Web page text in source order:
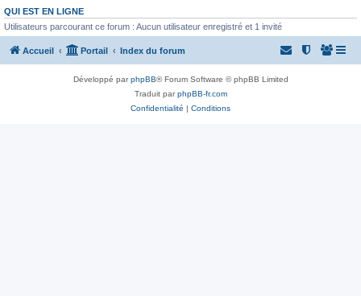
QUI EST EN LIGNE
Utilisateurs parcourant ce forum : Aucun utilisateur enregistré et 1 invité
Accueil Portail Index du forum
Développé parphpBB® Forum Software © phpBB Limited
Traduit parphpBB-fr.com
Confidentialité | Conditions